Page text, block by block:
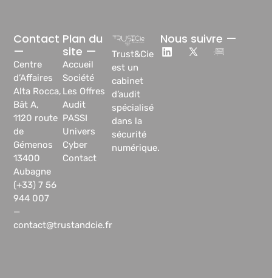
Trust&Cie
est un
cabinet
d’audit
spécialisé
dans la
sécurité
numérique.
Plan du
site —
Accueil
Société
Les Offres
Audit
PASSI
Univers
Cyber
Contact
Contact
—
Centre
d’Affaires
Alta Rocca,
Bât A,
1120 route
de
Gémenos
13400
Aubagne
(+33) 7 56
944 007
—
contact@trustandcie.fr
Nous suivre —